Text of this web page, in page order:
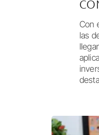
Con
las